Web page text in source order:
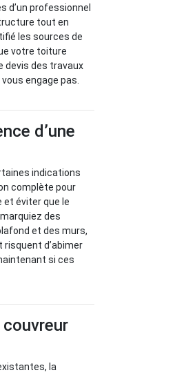
d’un professionnel
tout en
les sources de
votre toiture
devis des travaux
engage pas.
d’une
indications
complète pour
et éviter que le
des
et des murs,
d’abimer
si ces
la